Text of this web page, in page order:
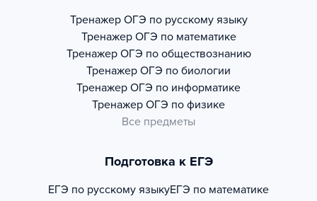
Тренажер ОГЭ по русскому языку
Тренажер ОГЭ по математике
Тренажер ОГЭ по обществознанию
Тренажер ОГЭ по биологии
Тренажер ОГЭ по информатике
Тренажер ОГЭ по физике
Все предметы
Подготовка к ЕГЭ
ЕГЭ по русскому языкуЕГЭ по математике